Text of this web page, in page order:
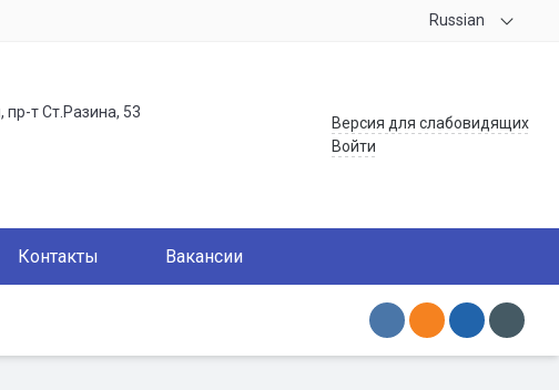
Russian
пр-т Ст.Разина, 53
Версия для слабовидящих
Войти
Контакты Вакансии